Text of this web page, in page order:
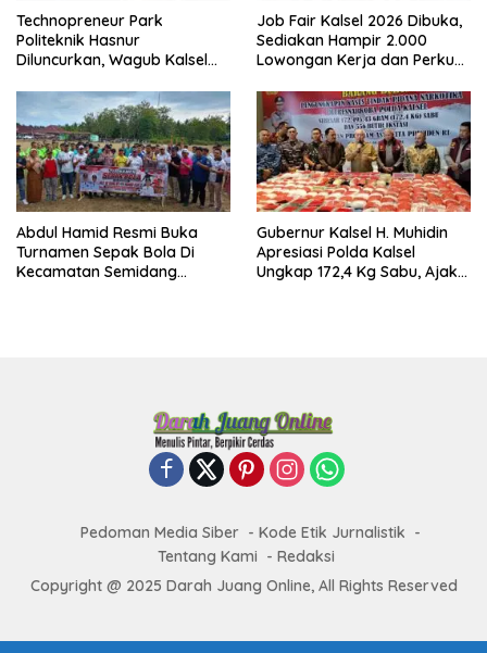
Technopreneur Park
Politeknik Hasnur
Diluncurkan, Wagub Kalsel
Usaha Berbasis Inovasi
Job Fair Kalsel 2026 Dibuka,
Sediakan Hampir 2.000
Lowongan Kerja dan Perkuat
Abdul Hamid Resmi Buka
Turnamen Sepak Bola Di
Kecamatan Semidang
Gubernur Kalsel H. Muhidin
Apresiasi Polda Kalsel
Ungkap 172,4 Kg Sabu, Ajak
Pedoman Media Siber
Kode Etik Jurnalistik
Tentang Kami
Redaksi
Copyright @ 2025 Darah Juang Online, All Rights Reserved